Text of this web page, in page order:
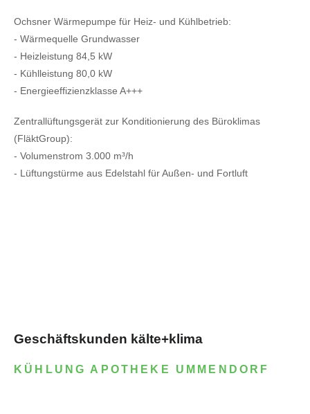
Ochsner Wärmepumpe für Heiz- und Kühlbetrieb:
- Wärmequelle Grundwasser
- Heizleistung 84,5 kW
- Kühlleistung 80,0 kW
- Energieeffizienzklasse A+++
Zentrallüftungsgerät zur Konditionierung des Büroklimas
(FläktGroup):
- Volumenstrom 3.000 m³/h
- Lüftungstürme aus Edelstahl für Außen- und Fortluft
Geschäftskunden kälte+klima
KÜHLUNG APOTHEKE UMMENDORF